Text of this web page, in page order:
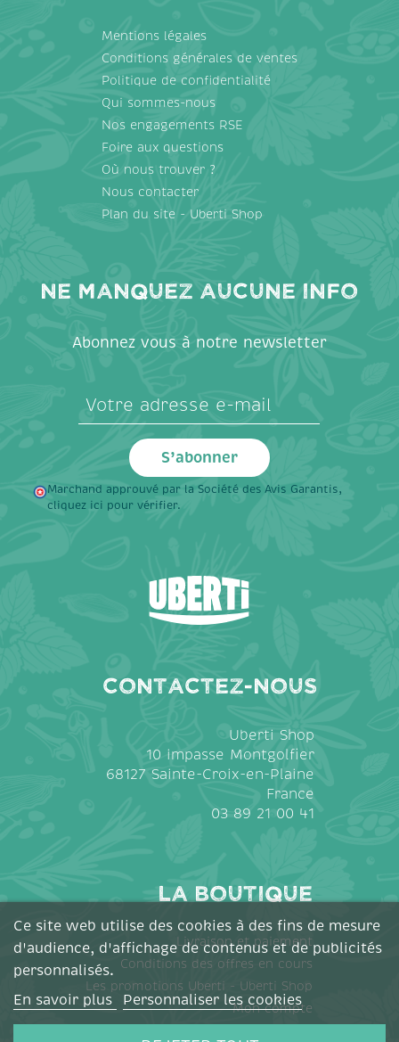
Mentions légales
Conditions générales de ventes
Politique de confidentialité
Qui sommes-nous
Nos engagements RSE
Foire aux questions
Où nous trouver ?
Nous contacter
Plan du site - Uberti Shop
Ne manquez aucune info
Abonnez vous à notre newsletter
Marchand approuvé par la Société des Avis Garantis,
cliquez ici pour vérifier.
Ce site web utilise des cookies à des fins de mesure
d'audience, d'affichage de contenus et de publicités
personnalisés.
En savoir plus
Personnaliser les cookies
Contactez-nous
Uberti Shop
10 impasse Montgolfier
68127 Sainte-Croix-en-Plaine
France
03 89 21 00 41
La Boutique
Livraison et paiement
Conditions des offres en cours
Les promotions Uberti - Uberti Shop
Mon compte